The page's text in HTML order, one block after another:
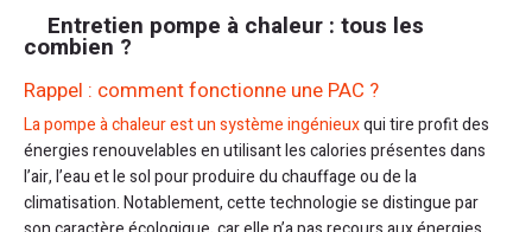
Entretien pompe à chaleur : tous les
combien ?
Rappel : comment fonctionne une PAC ?
La pompe à chaleur est un système ingénieuxqui tire profit des
énergies renouvelables en utilisant les calories présentes dans
l’air, l’eau et le sol pour produire du chauffage ou de la
climatisation. Notablement, cette technologie se distingue par